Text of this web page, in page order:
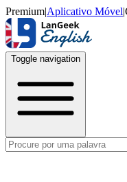
Premium|Aplicativo Móvel|
Toggle navigation